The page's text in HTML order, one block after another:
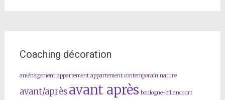
Coaching décoration
aménagement appartement appartement contemporain nature
avant/aprèsavant après boulogne-billancourt